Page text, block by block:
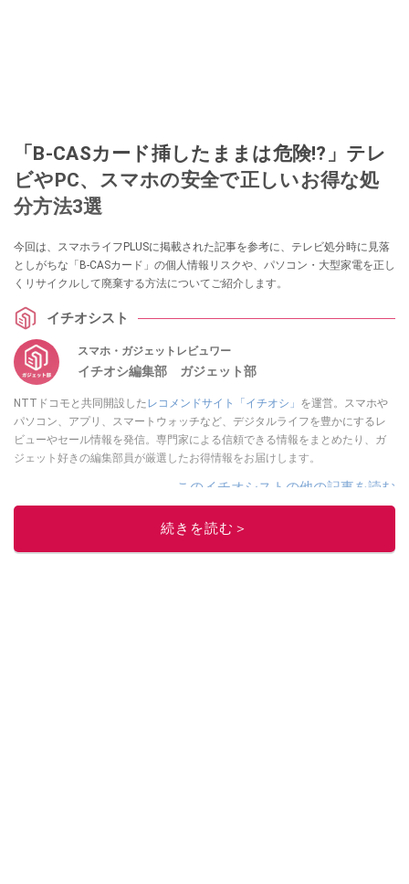
「B-CASカード挿したままは危険!?」テレ
ビやPC、スマホの安全で正しいお得な処
分方法3選
今回は、スマホライフPLUSに掲載された記事を参考に、テレビ処分時に見落
としがちな「B-CASカード」の個人情報リスクや、パソコン・大型家電を正し
くリサイクルして廃棄する方法についてご紹介します。
イチオシスト
スマホ・ガジェットレビュワー
イチオシ編集部 ガジェット部
NTTドコモと共同開設した レコメンドサイト「イチオシ」 を運営。スマホや
パソコン、アプリ、スマートウォッチなど、デジタルライフを豊かにするレ
ビューやセール情報を発信。専門家による信頼できる情報をまとめたり、ガ
ジェット好きの編集部員が厳選したお得情報をお届けします。
このイチオシストの他の記事を読む
続きを読む＞